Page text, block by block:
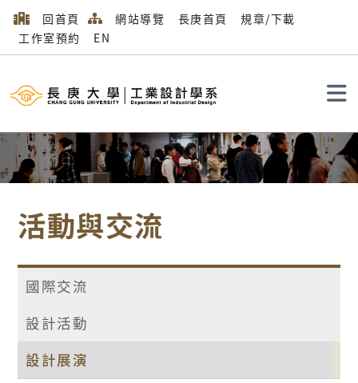
回首頁 網站導覽 長庚首頁
規章/下載
工作室預約
EN
活動與交流
國際交流
設計活動
設計展演